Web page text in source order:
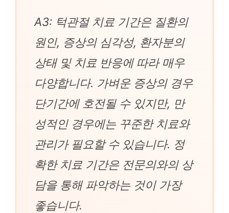
A3: 턱관절 치료 기간은 질환의
원인, 증상의 심각성, 환자분의
상태 및 치료 반응에 따라 매우
다양합니다. 가벼운 증상의 경우
단기간에 호전될 수 있지만, 만
성적인 경우에는 꾸준한 치료와
관리가 필요할 수 있습니다. 정
확한 치료 기간은 전문의와의 상
담을 통해 파악하는 것이 가장
좋습니다.